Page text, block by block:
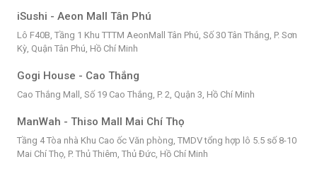
iSushi - Aeon Mall Tân Phú
Lô F40B, Tầng 1 Khu TTTM AeonMall Tân Phú, Số 30 Tân Thắng, P. Sơn
Kỳ, Quận Tân Phú, Hồ Chí Minh
Gogi House - Cao Thắng
Cao Thắng Mall, Số 19 Cao Thắng, P. 2, Quận 3, Hồ Chí Minh
ManWah - Thiso Mall Mai Chí Thọ
Tầng 4 Tòa nhà Khu Cao ốc Văn phòng, TMDV tổng hợp lô 5.5 số 8-10
Mai Chí Thọ, P. Thủ Thiêm, Thủ Đức, Hồ Chí Minh